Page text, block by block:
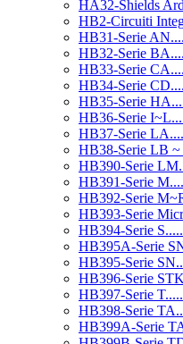
HA32-Shields
HB2-Circuiti
HB31-Serie
HB32-Serie
HB33-Serie CA....
HB34-Serie CD....
HB35-Serie
HB36-Serie
HB37-Serie
HB38-Serie LB ~
HB390-Serie
HB391-Serie
HB392-Serie
HB393-Serie
HB394-Serie S.....
HB395A-Serie
HB395-Serie
HB396-Serie
HB397-Serie T.....
HB398-Serie
HB399A-Serie